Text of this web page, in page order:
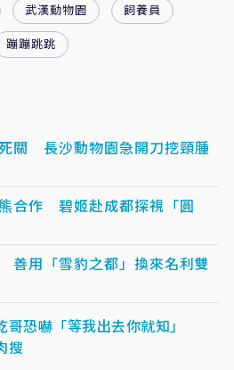
武漢動物園
飼養員
蹦蹦跳跳
關 長沙動物園急開刀挖頸腫
合作 碧姬赴成都探視「圓
用「雪豹之都」換來名利雙
恐嚇「等我出去你就知」
搜